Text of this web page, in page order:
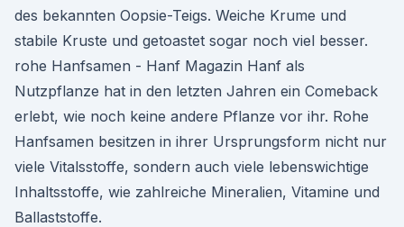
des bekannten Oopsie-Teigs. Weiche Krume und
stabile Kruste und getoastet sogar noch viel besser.
rohe Hanfsamen - Hanf Magazin Hanf als
Nutzpflanze hat in den letzten Jahren ein Comeback
erlebt, wie noch keine andere Pflanze vor ihr. Rohe
Hanfsamen besitzen in ihrer Ursprungsform nicht nur
viele Vitalsstoffe, sondern auch viele lebenswichtige
Inhaltsstoffe, wie zahlreiche Mineralien, Vitamine und
Ballaststoffe.